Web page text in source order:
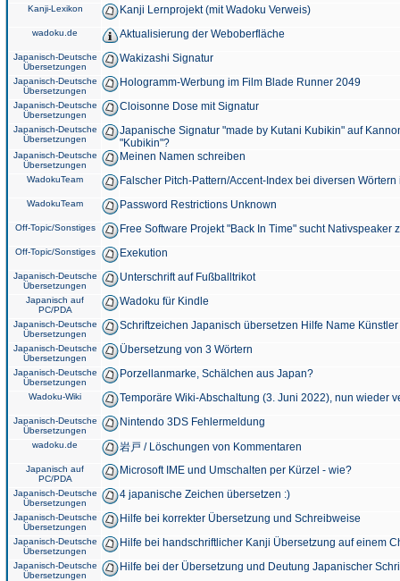
Kanji-Lexikon Kanji Lernprojekt (mit Wadoku Verweis)
wadoku.de Aktualisierung der Weboberfläche
Japanisch-Deutsche
Übersetzungen
Wakizashi Signatur
Japanisch-Deutsche
Übersetzungen
Hologramm-Werbung im Film Blade Runner 2049
Japanisch-Deutsche
Übersetzungen
Cloisonne Dose mit Signatur
Japanisch-Deutsche
Übersetzungen
Japanische Signatur "made by Kutani Kubikin" auf
"Kubikin"?
Japanisch-Deutsche
Übersetzungen
Meinen Namen schreiben
WadokuTeam Falscher Pitch-Pattern/Accent-Index bei diversen
WadokuTeam Password Restrictions Unknown
Off-Topic/Sonstiges Free Software Projekt "Back In Time" sucht Nativspeaker
Off-Topic/Sonstiges Exekution
Japanisch-Deutsche
Übersetzungen
Unterschrift auf Fußballtrikot
Japanisch auf
PC/PDA
Wadoku für Kindle
Japanisch-Deutsche
Übersetzungen
Schriftzeichen Japanisch übersetzen Hilfe Name
Japanisch-Deutsche
Übersetzungen
Übersetzung von 3 Wörtern
Japanisch-Deutsche
Übersetzungen
Porzellanmarke, Schälchen aus Japan?
Wadoku-Wiki Temporäre Wiki-Abschaltung (3. Juni 2022), nun wieder
Japanisch-Deutsche
Übersetzungen
Nintendo 3DS Fehlermeldung
wadoku.de 岩戸 / Löschungen von Kommentaren
Japanisch auf
PC/PDA
Microsoft IME und Umschalten per Kürzel - wie?
Japanisch-Deutsche
Übersetzungen
4 japanische Zeichen übersetzen :)
Japanisch-Deutsche
Übersetzungen
Hilfe bei korrekter Übersetzung und Schreibweise
Japanisch-Deutsche
Übersetzungen
Hilfe bei handschriftlicher Kanji Übersetzung auf einem
Japanisch-Deutsche
Übersetzungen
Hilfe bei der Übersetzung und Deutung Japanischer